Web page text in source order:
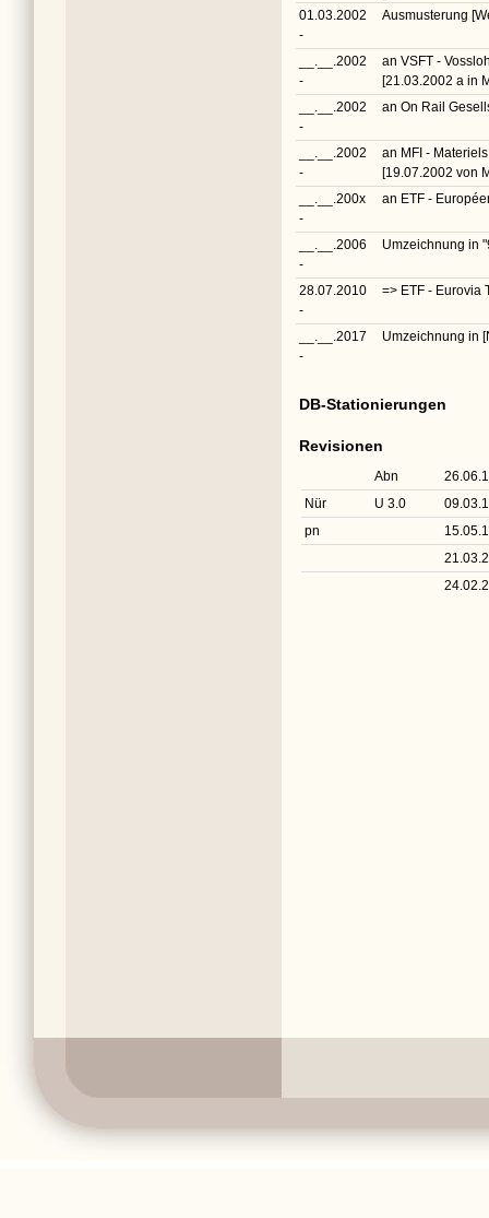
01.03.2002
-
Ausmusterung
__.__.2002
-
an VSFT -
[21.03.2002 a in
__.__.2002
-
an On Rail
__.__.2002
-
an MFI -
[19.07.2002 von
__.__.200x
-
an ETF -
__.__.2006
-
Umzeichnung in
28.07.2010
-
=> ETF - Eurovia
__.__.2017
-
Umzeichnung in
DB-Stationierungen
Revisionen
Abn
Nür
U 3.0
pn